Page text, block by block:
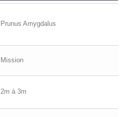
Prunus Amygdalus
Mission
2m à 3m